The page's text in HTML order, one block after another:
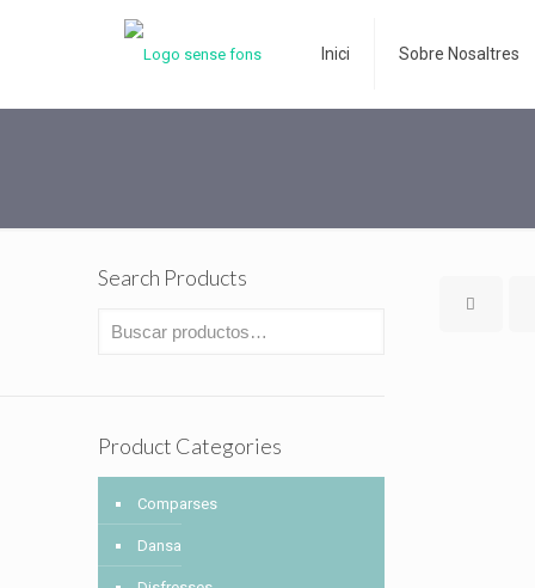
Inici Sobre Nosaltres
Search Products
Product Categories
Comparses
Dansa